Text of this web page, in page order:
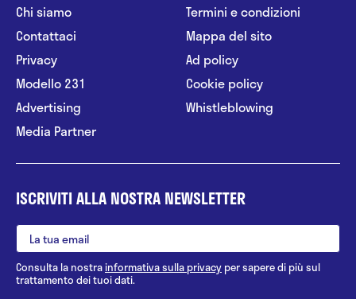
Chi siamo
Contattaci
Privacy
Modello 231
Advertising
Media Partner
Termini e condizioni
Mappa del sito
Ad policy
Cookie policy
Whistleblowing
ISCRIVITI ALLA NOSTRA NEWSLETTER
Consulta la nostrainformativa sulla privacy per sapere di più sul
trattamento dei tuoi dati.